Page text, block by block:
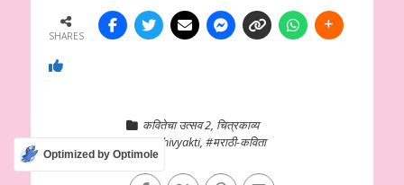
SHARES
कवितेचा उत्सव 2, चित्रकाव्य
#e-abhivyakti,#मराठी-कविता
Optimized by Optimole